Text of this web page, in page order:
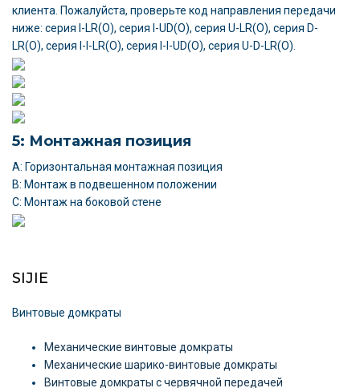
клиента. Пожалуйста, проверьте код направления передачи
ниже: серия I-LR(O), серия I-UD(O), серия U-LR(O), серия D-
LR(O), серия I-I-LR(O), серия I-I-UD(O), серия U-D-LR(O).
5: Монтажная позиция
A: Горизонтальная монтажная позиция
B: Монтаж в подвешенном положении
C: Монтаж на боковой стене
SIJIE
Винтовые домкраты
Механические винтовые домкраты
Механические шарико-винтовые домкраты
Винтовые домкраты с червячной передачей